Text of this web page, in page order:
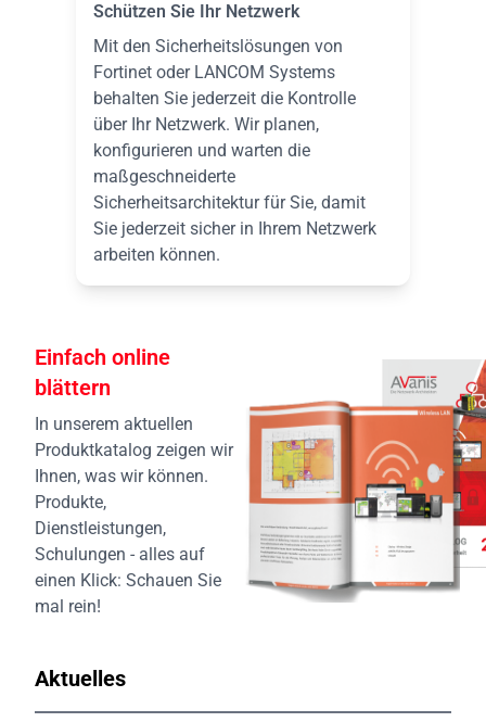
Schützen Sie Ihr Netzwerk
Mit den Sicherheitslösungen von
Fortinet oder LANCOM Systems
behalten Sie jederzeit die Kontrolle
über Ihr Netzwerk. Wir planen,
konfigurieren und warten die
maßgeschneiderte
Sicherheitsarchitektur für Sie, damit
Sie jederzeit sicher in Ihrem Netzwerk
arbeiten können.
Einfach online
blättern
In unserem aktuellen
Produktkatalog zeigen wir
Ihnen, was wir können.
Produkte,
Dienstleistungen,
Schulungen - alles auf
einen Klick: Schauen Sie
mal rein!
Aktuelles